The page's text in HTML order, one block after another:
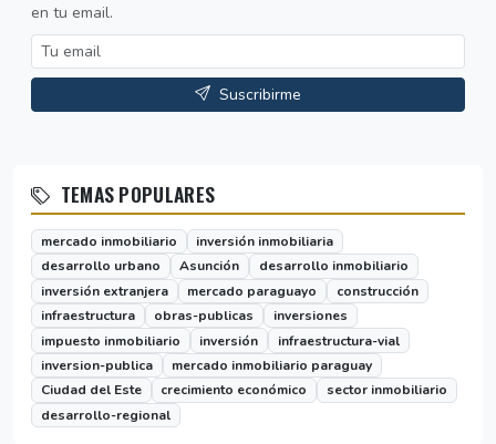
en tu email.
Suscribirme
TEMAS POPULARES
mercado inmobiliario
inversión inmobiliaria
desarrollo urbano
Asunción
desarrollo inmobiliario
inversión extranjera
mercado paraguayo
construcción
infraestructura
obras-publicas
inversiones
impuesto inmobiliario
inversión
infraestructura-vial
inversion-publica
mercado inmobiliario paraguay
Ciudad del Este
crecimiento económico
sector inmobiliario
desarrollo-regional